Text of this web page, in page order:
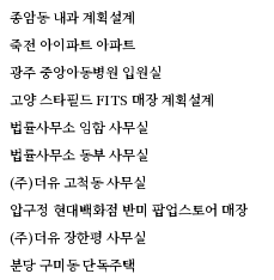
종암동 내과 계획설계
죽전 아이파트 아파트
광주 중앙아동병원 입원실
고양 스타필드 FITS 매장 계획설계
법률사무소 임함 사무실
법률사무소 동부 사무실
(주)더유 고척동 사무실
압구정 현대백화점 반미 팝업스토어 매장
(주)더유 장한평 사무실
분당 구미동 단독주택